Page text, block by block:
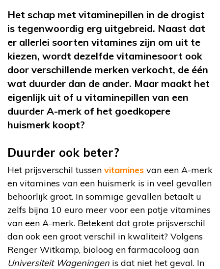
Het schap met vitaminepillen in de drogist
is tegenwoordig erg uitgebreid. Naast dat
er allerlei soorten vitamines zijn om uit te
kiezen, wordt dezelfde vitaminesoort ook
door verschillende merken verkocht, de één
wat duurder dan de ander. Maar maakt het
eigenlijk uit of u vitaminepillen van een
duurder A-merk of het goedkopere
huismerk koopt?
Duurder ook beter?
Het prijsverschil tussen vitamines van een A-merk
en vitamines van een huismerk is in veel gevallen
behoorlijk groot. In sommige gevallen betaalt u
zelfs bijna 10 euro meer voor een potje vitamines
van een A-merk. Betekent dat grote prijsverschil
dan ook een groot verschil in kwaliteit? Volgens
Renger Witkamp, bioloog en farmacoloog aan
Universiteit Wageningen is dat niet het geval. In